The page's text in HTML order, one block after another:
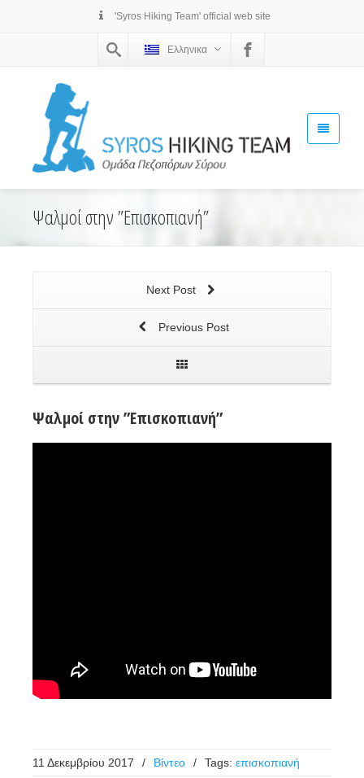
'Syros Hiking Team' official web site
Ελληνικα
Ψαλμοί στην ”Επισκοπιανή”
Next Post
Previous Post
Ψαλμοί στην ”Επισκοπιανή”
11 Δεκεμβρίου 2017 / Βίντεο / Tags: επισκοπιανή